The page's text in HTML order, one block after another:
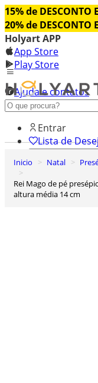
15% de DESCONTO
20% de DESCONTO
Holyart APP
App Store
Play Store
Ajuda e contatos
Conheça premium
Entrar
Lista de
Inicio Natal
Rei Mago de pé presépio madeira Val Gardena estilizado com figuras
altura média 14 cm